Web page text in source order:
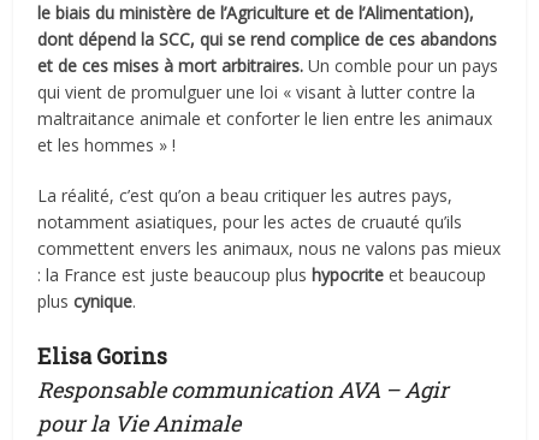
le biais du ministère de l’Agriculture et de l’Alimentation),
dont dépend la SCC, qui se rend complice de ces abandons
et de ces mises à mort arbitraires. Un comble pour un pays
qui vient de promulguer une loi « visant à lutter contre la
maltraitance animale et conforter le lien entre les animaux
et les hommes » !
La réalité, c’est qu’on a beau critiquer les autres pays,
notamment asiatiques, pour les actes de cruauté qu’ils
commettent envers les animaux, nous ne valons pas mieux
: la France est juste beaucoup plus hypocrite et beaucoup
pluscynique.
Elisa Gorins
Responsable communication AVA – Agir
pour la Vie Animale